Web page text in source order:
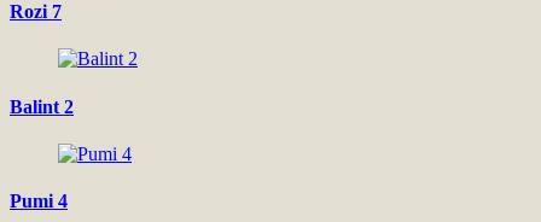
Rozi 7
Balint 2
Pumi 4